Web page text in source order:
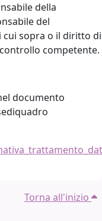
della
del
sopra o il diritto di
competente.
documento
Torna all'inizio